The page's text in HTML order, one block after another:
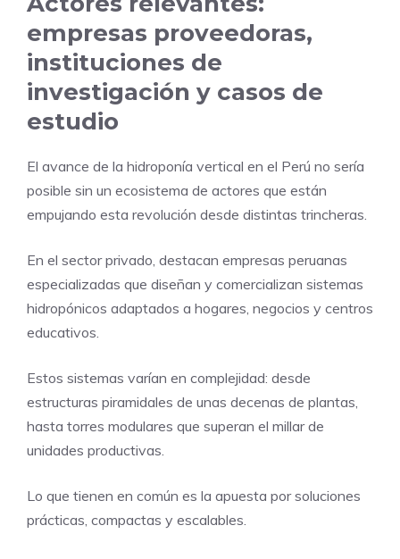
empresas proveedoras,
instituciones de
investigación y casos de
estudio
El avance de la hidroponía vertical en el Perú no sería
posible sin un ecosistema de actores que están
empujando esta revolución desde distintas trincheras.
En el sector privado, destacan empresas peruanas
especializadas que diseñan y comercializan sistemas
hidropónicos adaptados a hogares, negocios y centros
educativos.
Estos sistemas varían en complejidad: desde
estructuras piramidales de unas decenas de plantas,
hasta torres modulares que superan el millar de
unidades productivas.
Lo que tienen en común es la apuesta por soluciones
prácticas, compactas y escalables.